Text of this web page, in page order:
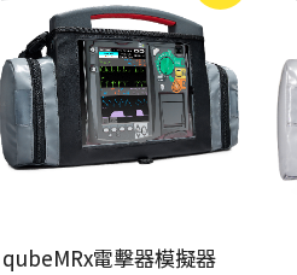
qubeMRx電擊器模擬器